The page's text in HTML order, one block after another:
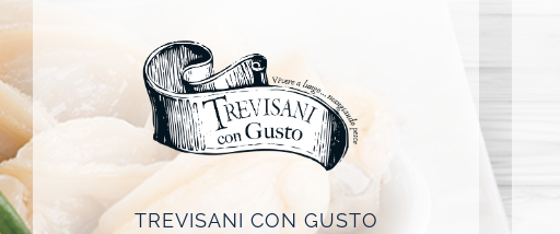
TREVISANI CON GUSTO